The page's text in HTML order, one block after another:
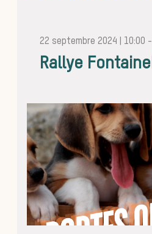
Rallye
22 septembre 2024 | 10:00 -